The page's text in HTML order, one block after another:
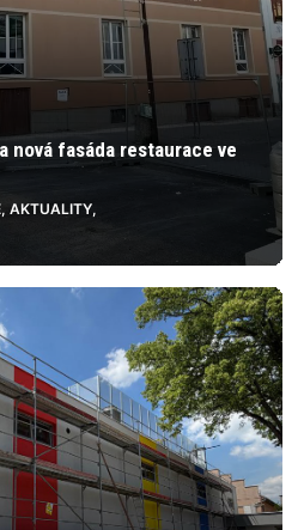
nová fasáda restaurace ve
, AKTUALITY,